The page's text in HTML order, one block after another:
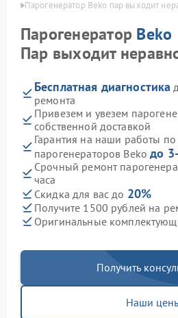
Парогенератор Beko пар выходит
Парогенератор Beko
Пар выходит
Бесплатная диагностика
ремонта
Привезем и увезем
собственной доставкой
Гарантия на наши работы по
парогенераторов Bekoдо
Срочный ремонт
часа
Скидка для вас до 20%
Получите 1500 рублей на
Оригинальные
Получить
Наши